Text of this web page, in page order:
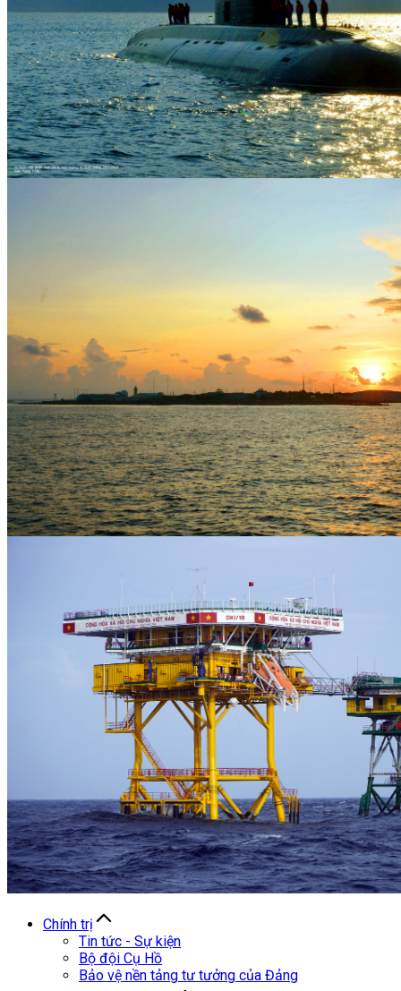
Chính trị
Tin tức - Sự kiện
Bộ đội Cụ Hồ
Bảo vệ nền tảng tư tưởng của Đảng